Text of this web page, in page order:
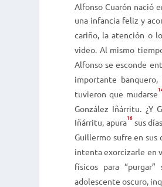
Alfonso Cuarón nació
una infancia feliz y
cariño, la atención o
video. Al mismo
Alfonso se esconde
importante banquero,
tuvieron que mudarse
González Iñárritu. ¿Y
Iñárritu, apura16sus
Guillermo sufre en sus
intenta exorcizarle en
físicos para “purgar”
adolescente oscuro,